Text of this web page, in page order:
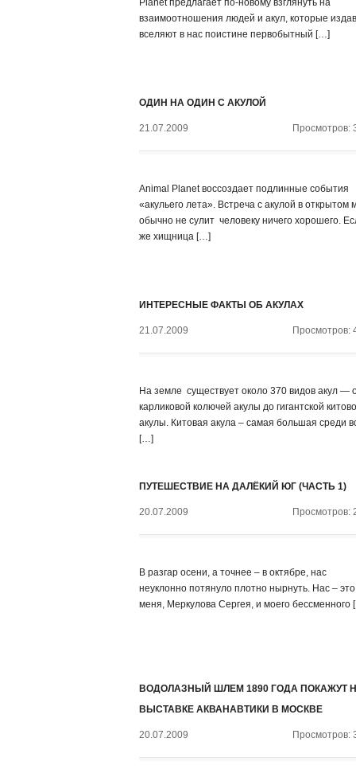
Planet предлагает по-новому взглянуть на
взаимоотношения людей и акул, которые
вселяют в нас поистине первобытный […]
ОДИН НА ОДИН С АКУЛОЙ
21.07.2009 Просмотров:
Animal Planet воссоздает подлинные события
«акульего лета». Встреча с акулой в открытом
обычно не сулит человеку ничего хорошего.
же хищница […]
ИНТЕРЕСНЫЕ ФАКТЫ ОБ АКУЛАХ
21.07.2009 Просмотров:
На земле существует около 370 видов акул —
карликовой колючей акулы до гигантской
акулы. Китовая акула – самая большая среди
[…]
ПУТЕШЕСТВИЕ НА ДАЛЁКИЙ ЮГ (ЧАСТЬ 1)
20.07.2009 Просмотров:
В разгар осени, а точнее – в октябре, нас
неуклонно потянуло плотно нырнуть. Нас – это
меня, Меркулова Сергея, и моего бессменного
ВОДОЛАЗНЫЙ ШЛЕМ 1890 ГОДА ПОКАЖУТ
ВЫСТАВКЕ АКВАНАВТИКИ В МОСКВЕ
20.07.2009 Просмотров: